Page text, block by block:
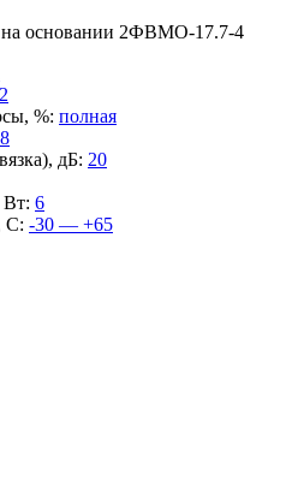
основании 2ФВМO-17.7-4
%: полная
дБ: 20
Вт: 6
С: -30 — +65